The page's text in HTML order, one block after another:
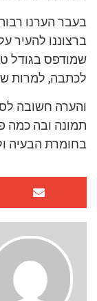
בעבר הערנו
ברצוננו להעיר
לכתבה, למרות
והערה חשובה
תמונה ובה כמה
בחומרת הבעיה